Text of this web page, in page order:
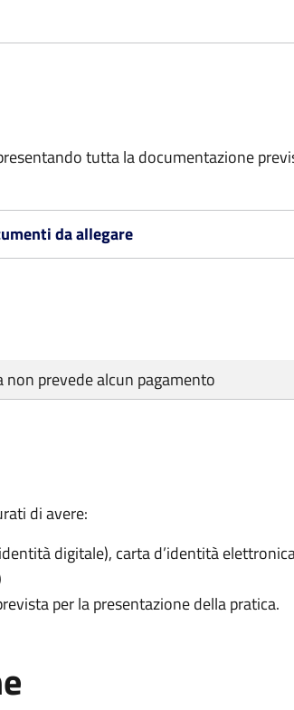
tutta la documentazione
da allegare
prevede alcun pagamento
di avere:
digitale), carta d’identità
per la presentazione della pratica.